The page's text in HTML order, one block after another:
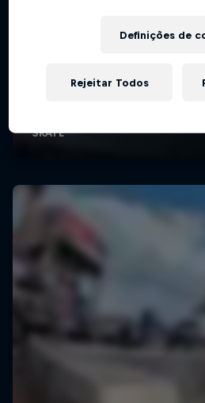
Definições de
Rejeitar Todos